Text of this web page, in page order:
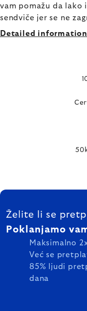
vam pomažu da lako
sendviče jer se ne
Detailed information
FOOTER
Želite li se
Poklanjamo
Maksimalno
Već se
85% ljudi
dana